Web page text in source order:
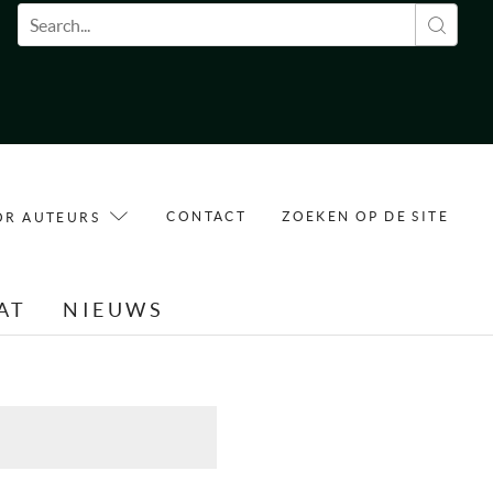
Zoekveld
AUTEURS CONTACT ZOEKEN OP DE SITE
NIEUWS